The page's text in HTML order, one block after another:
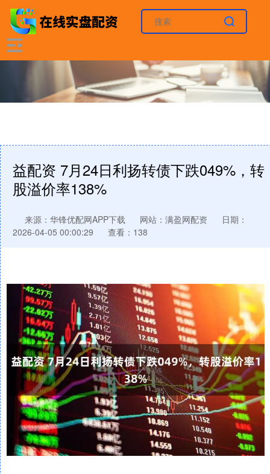
益配资 7月24日利扬转债下跌049%，转
股溢价率138%
来源：华锋优配网APP下载 网站：满盈网配资
日期：
2026-04-05 00:00:29
查看：138